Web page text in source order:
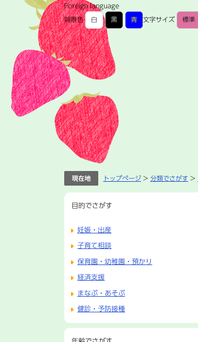
す。
Foreign language
背景色 白 黒 青 文字サイズ 標準
トップページ > 分類でさがす >
目的でさがす
妊娠・出産
子育て相談
保育園・幼稚園・預かり
経済支援
まなぶ・あそぶ
健診・予防接種